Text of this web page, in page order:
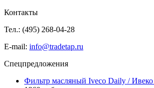
Контакты
Тел.: (495) 268-04-28
E-mail: info@tradetap.ru
Спецпредложения
Фильтр масляный Iveco Daily /